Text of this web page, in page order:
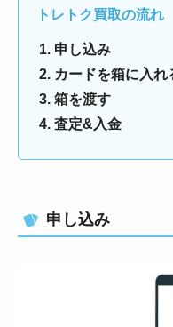
トレトク買取の流れ
申し込み
カードを箱に入れ
箱を渡す
査定&入金
申し込み